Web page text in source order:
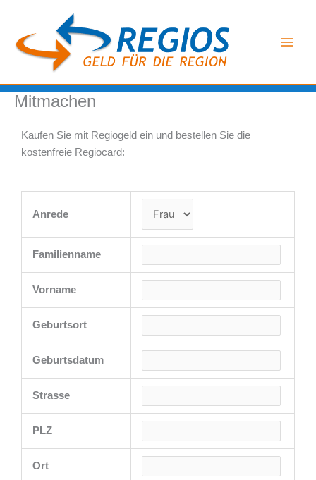
springen
Mitmachen
Kaufen Sie mit Regiogeld ein und bestellen Sie die
kostenfreie Regiocard:
Anrede
Familienname
Vorname
Geburtsort
Geburtsdatum
Strasse
PLZ
Ort